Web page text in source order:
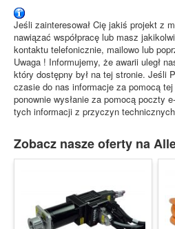
Jeśli zainteresował Cię jakiś projekt z
nawiązać współpracę lub masz
kontaktu telefonicznie, mailowo lub
Uwaga ! Informujemy, że awarii uległ
który dostępny był na tej stronie. Jeśli
czasie do nas informacje za pomocą
ponownie wysłanie za pomocą poczty
tych informacji z przyczyn
Zobacz nasze oferty na